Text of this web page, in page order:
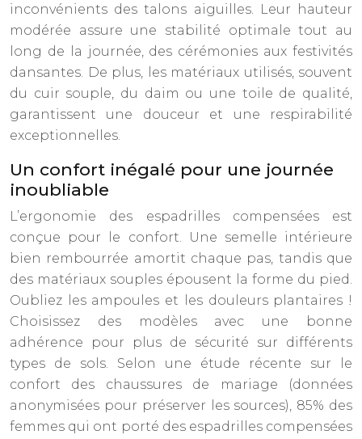
inconvénients des talons aiguilles. Leur hauteur
modérée assure une stabilité optimale tout au
long de la journée, des cérémonies aux festivités
dansantes. De plus, les matériaux utilisés, souvent
du cuir souple, du daim ou une toile de qualité,
garantissent une douceur et une respirabilité
exceptionnelles.
Un confort inégalé pour une journée
inoubliable
L’ergonomie des espadrilles compensées est
conçue pour le confort. Une semelle intérieure
bien rembourrée amortit chaque pas, tandis que
des matériaux souples épousent la forme du pied.
Oubliez les ampoules et les douleurs plantaires !
Choisissez des modèles avec une bonne
adhérence pour plus de sécurité sur différents
types de sols. Selon une étude récente sur le
confort des chaussures de mariage (données
anonymisées pour préserver les sources), 85% des
femmes qui ont porté des espadrilles compensées